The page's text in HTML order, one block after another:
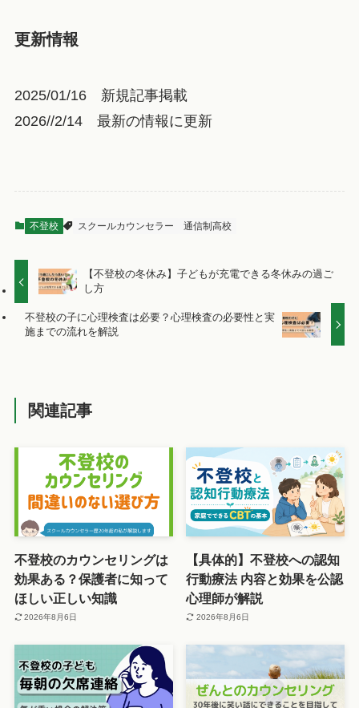
更新情報
2025/01/16 新規記事掲載
2026//2/14 最新の情報に更新
不登校 スクールカウンセラー 通信制高校
【不登校の冬休み】子どもが充電できる冬休みの過ご
し方
不登校の子に心理検査は必要？心理検査の必要性と実
施までの流れを解説
関連記事
不登校のカウンセリングは
効果ある？保護者に知って
ほしい正しい知識
2026年8月6日
【具体的】不登校への認知
行動療法 内容と効果を公認
心理師が解説
2026年8月6日